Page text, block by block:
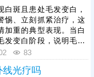
细胞种植，与植皮手术
性色素细胞移植成活
，不留疤痕，复色成功
认准正规医院，经验丰
，告知术前术后护理事
功率更高。
白斑且患处毛发变白，
惕、立刻抓紧治疗，这
加重的典型表现。当白
发变白阶段，说明毛囊
受损，治疗难度会明显
勿病急乱投医，随意使
类药膏盲目医治，儿童
83
线光疗吗